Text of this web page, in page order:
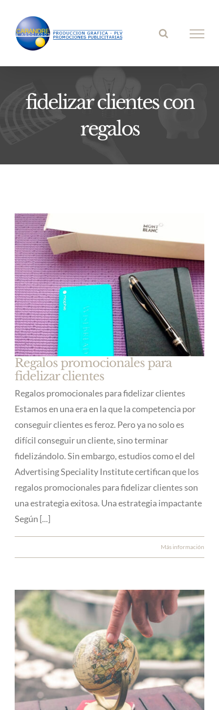
contenido
fidelizar clientes con
regalos
Regalos promocionales para
fidelizar clientes
Regalos promocionales para fidelizar clientes
Estamos en una era en la que la competencia por
conseguir clientes es feroz. Pero ya no solo es
difícil conseguir un cliente, sino terminar
fidelizándolo. Sin embargo, estudios como el del
Advertising Speciality Institute certifican que los
regalos promocionales para fidelizar clientes son
una estrategia exitosa. Una estrategia impactante
Según [...]
Más información